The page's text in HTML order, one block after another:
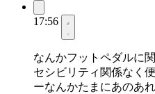
17:56
なんかフットペダルに
セシビリティ関係なく
ーなんかたまにあのあ